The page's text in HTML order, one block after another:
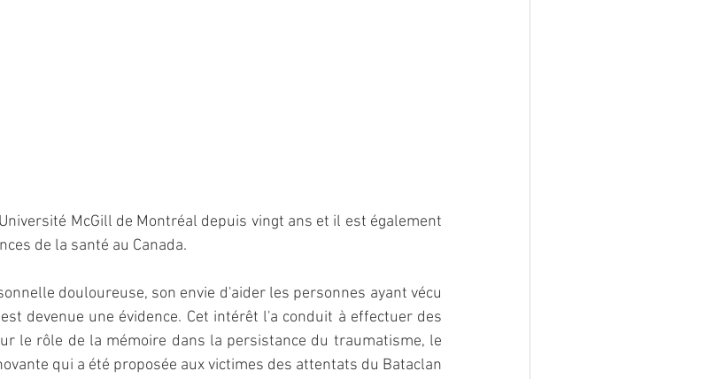
McGill de Montréal depuis vingt ans et il est également
de la santé au Canada.
douloureuse, son envie d'aider les personnes ayant vécu
devenue une évidence. Cet intérêt l'a conduit à effectuer des
le rôle de la mémoire dans la persistance du traumatisme, le
qui a été proposée aux victimes des attentats du Bataclan